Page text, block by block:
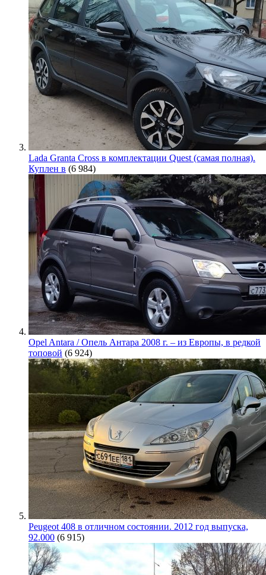
Lada Granta Cross в комплектации Quest (самая полная).
Куплен в (6 984)
Opel Antara / Опель Антара 2008 г. – из Европы, в редкой
топовой (6 924)
Peugeot 408 в отличном состоянии. 2012 год выпуска,
92.000 (6 915)